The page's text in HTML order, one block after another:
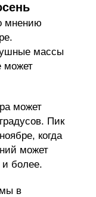
мнению
массы
может
может
Пик
когда
может
и более.
в